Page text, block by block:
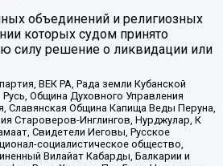
объединений и религиозных
которых судом принято
силу решение о ликвидации или
ВЕК РА, Рада земли Кубанской
Община Духовного Управления
Славянская Община Капища Веды Перуна,
Староверов-Инглингов, Нурджулар, К
Свидетели Иеговы, Русское
социалистическое общество,
Вилайат Кабарды, Балкарии и